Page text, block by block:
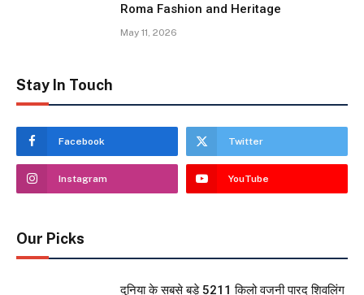
Roma Fashion and Heritage
May 11, 2026
Stay In Touch
Facebook Twitter
Instagram YouTube
Our Picks
दुनिया के सबसे बड़े 5211 किलो वजनी पारद शिवलिंग